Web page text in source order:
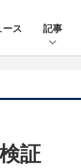
ース 記事
証